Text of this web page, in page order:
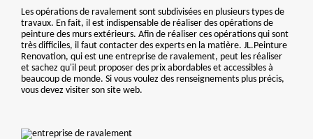
Les opérations de ravalement sont subdivisées en plusieurs types de
travaux. En fait, il est indispensable de réaliser des opérations de
peinture des murs extérieurs. Afin de réaliser ces opérations qui sont
très difficiles, il faut contacter des experts en la matière. JL.Peinture
Renovation, qui est une entreprise de ravalement, peut les réaliser
et sachez qu'il peut proposer des prix abordables et accessibles à
beaucoup de monde. Si vous voulez des renseignements plus précis,
vous devez visiter son site web.